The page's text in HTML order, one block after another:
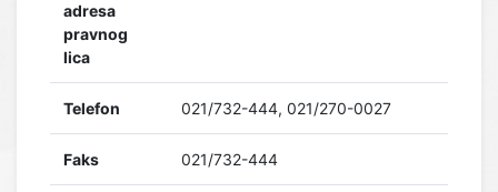
adresa
pravnog
lica
Telefon 021/732-444, 021/270-0027
Faks 021/732-444